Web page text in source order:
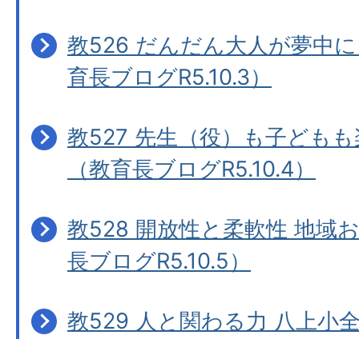
教526 だんだん大人が夢中
育長ブログR5.10.3）
教527 先生（役）も子ども
（教育長ブログR5.10.4）
教528 開放性と柔軟性 地域
長ブログR5.10.5）
教529 人と関わる力 八上小